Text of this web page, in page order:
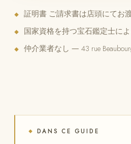
◆ 証明書 ご請求書は店頭にてお
◆ 国家資格を持つ宝石鑑定士に
◆ 仲介業者なし ― 43 rue
◆ DANS CE GUIDE